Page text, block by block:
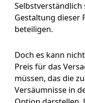
Gestaltung dieser
beteiligen.
Doch es kann
Preis für das
müssen, das die
Versäumnisse in